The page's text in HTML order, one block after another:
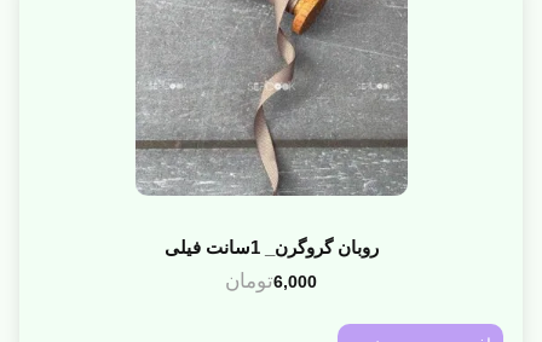
روبان گروگرن_ 1سانت فیلی
6,000تومان